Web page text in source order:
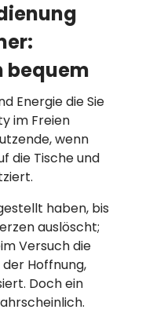
bequem
Energie die Sie
im Freien
wenn
die Tische und
haben, bis
auslöscht;
Versuch die
Hoffnung,
Doch ein